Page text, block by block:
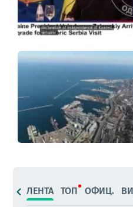
ЛЕНТА ТОП ОФИЦ.